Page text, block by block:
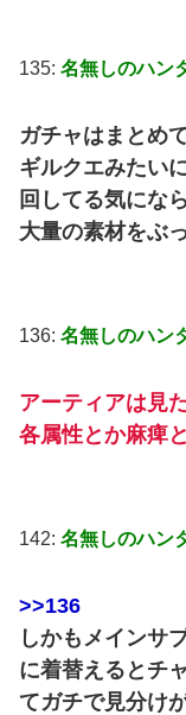
135: 名無しのハン
ガチャはまとめ
ギルクエみたい
回してる気にな
大量の素材をぶ
136: 名無しのハン
アーティアは見
各属性とか麻痺
142: 名無しのハン
>>136
しかもメインサ
に着替えるとチ
てガチで見分け